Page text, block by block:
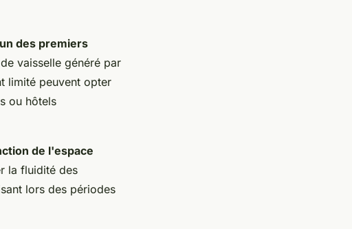
des premiers
vaisselle généré par
limité peuvent opter
ou hôtels
de l'espace
la fluidité des
lors des périodes